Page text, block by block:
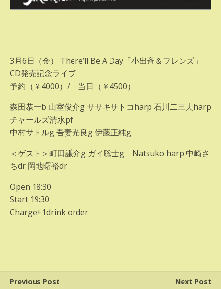
3月6日（金） There’ll Be A Day「小出斉＆フレンズ」
CD発売記念ライブ
予約（￥4000）/ 当日（￥4500）
森田恭一b 山室俊介g ササキサトコharp 石川二三夫harp
チャールズ清水pf
中村サトルg 吾妻光良g 伊藤正純g
＜ゲスト＞町田謙介g ガイ聡士g Natsuko harp 中崎さ
ちdr 岡地曙裕dr
Open 18:30
Start 19:30
Charge+1drink order
Previous Post
Next Post